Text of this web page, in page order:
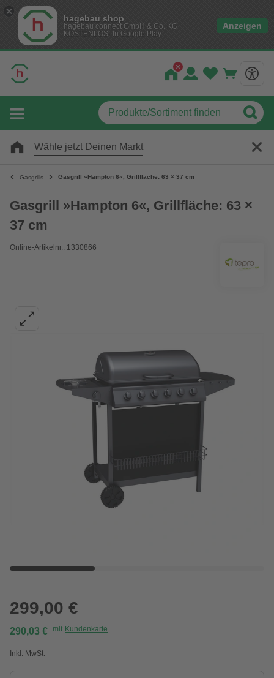
hagebau shop
hagebau connect GmbH & Co. KG
KOSTENLOS- In Google Play
Anzeigen
Wähle jetzt Deinen Markt
Gasgrills Gasgrill »Hampton 6«, Grillfläche: 63 × 37 cm
Gasgrill »Hampton 6«, Grillfläche: 63 ×
37 cm
Online-Artikelnr.: 1330866
299,00 €
290,03 € mit Kundenkarte
Inkl. MwSt.